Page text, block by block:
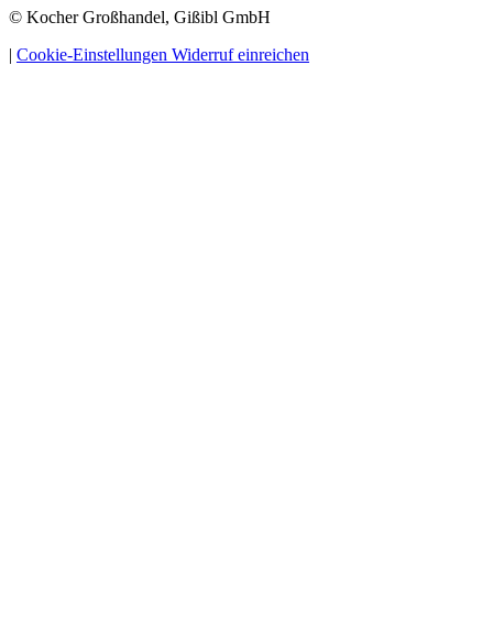
© Kocher Großhandel, Gißibl GmbH
Cookie-Einstellungen Widerruf einreichen